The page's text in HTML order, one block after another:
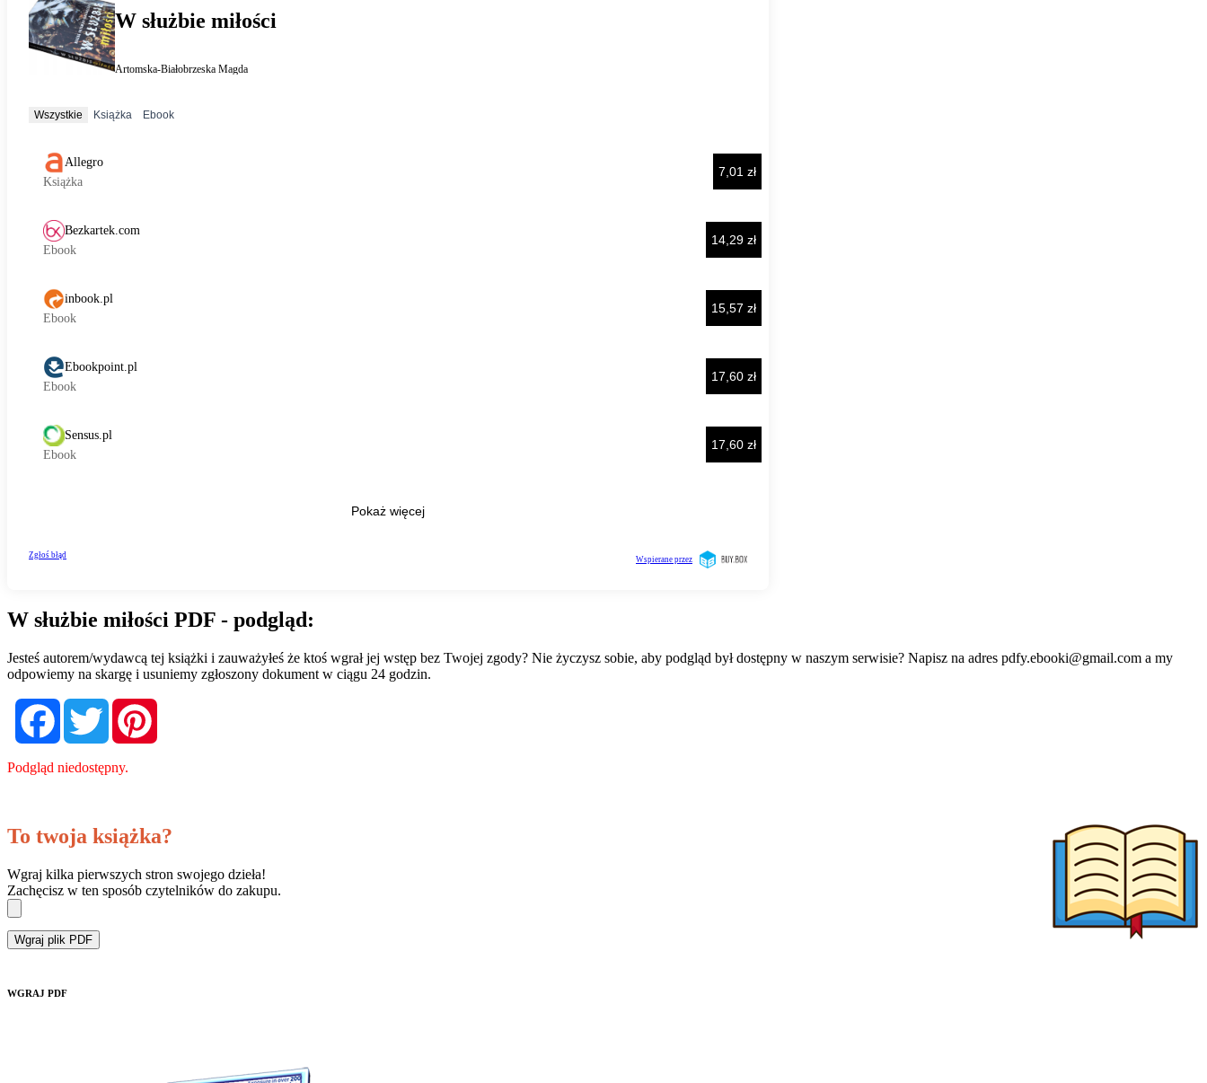
W służbie miłości PDF - podgląd:
Jesteś autorem/wydawcą tej książki i zauważyłeś że ktoś wgrał jej wstęp bez Twojej zgody? Nie życzysz sobie, aby podgląd był dostępny w naszym serwisie? Napisz na adres pdfy.ebooki@gmail.com a my
odpowiemy na skargę i usuniemy zgłoszony dokument w ciągu 24 godzin.
FacebookTwitter
Podgląd niedostępny.
To twoja książka?
Wgraj kilka pierwszych stron swojego dzieła!
Zachęcisz w ten sposób czytelników do zakupu.
Wgraj plik PDF
WGRAJ PDF